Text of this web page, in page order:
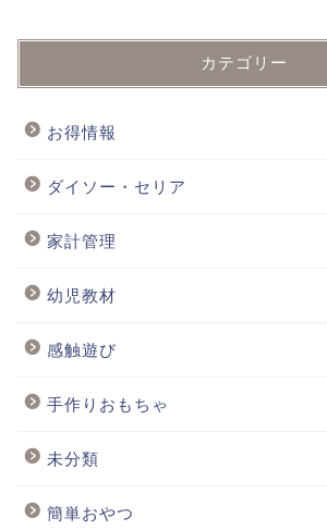
カテゴリー
お得情報
ダイソー・セリア
家計管理
幼児教材
感触遊び
手作りおもちゃ
未分類
簡単おやつ